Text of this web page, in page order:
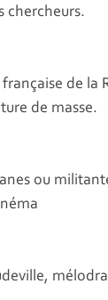
chercheurs.
de
de masse.
ou